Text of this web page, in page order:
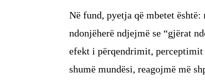
Në fund, pyetja që mbetet
ndonjëherë ndjejmë se “gjërat
efekt i përqendrimit, perceptimit
shumë mundësi, reagojmë më